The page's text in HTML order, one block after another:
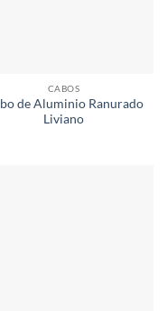
CABOS
de Aluminio Ranurado
Liviano